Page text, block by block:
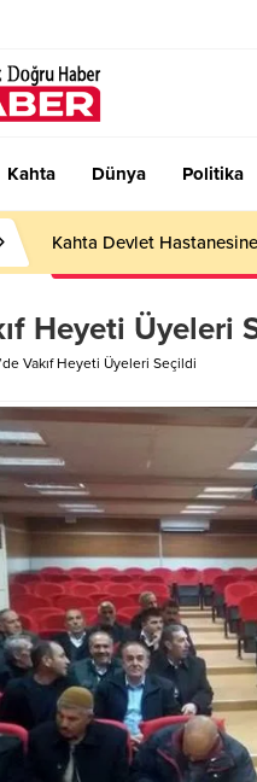
Kahta Dünya Politika
Kahta Devlet
Heyeti Üyeleri
Vakıf Heyeti Üyeleri Seçildi